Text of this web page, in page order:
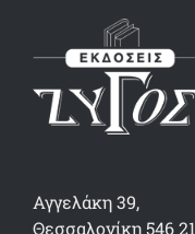
Αγγελάκη 39,
Θεσσαλονίκη 546 21